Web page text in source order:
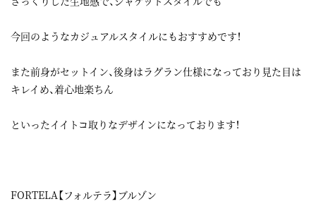
今回のようなカジュアルスタイルにもおすすめです！
また前身がセットイン、後身はラグラン仕様になっており見た目は
キレイめ、着心地楽ちん
といったイイトコ取りなデザインになっております！
FORTELA【フォルテラ】ブルゾン